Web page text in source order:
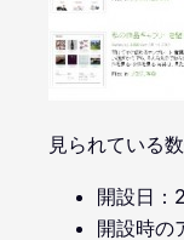
見られている
開設日：
開設時の